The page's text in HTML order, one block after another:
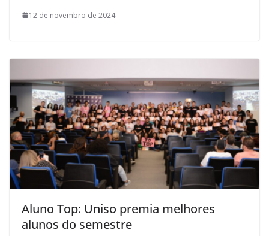
12 de novembro de 2024
Aluno Top: Uniso premia melhores
alunos do semestre